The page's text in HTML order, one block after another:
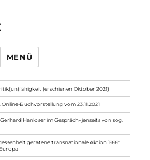
MENÜ
(erschienen Oktober 2021)
Buchvorstellung vom 23.11.2021
Hanloser im Gespräch- jenseits von sog.
geratene transnationale Aktion 1999: